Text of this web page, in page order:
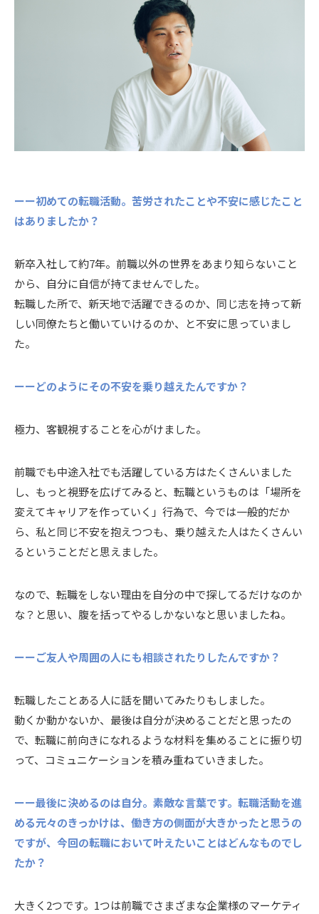
ーー初めての転職活動。苦労されたことや不安に感じたこと
はありましたか？
新卒入社して約7年。前職以外の世界をあまり知らないこと
から、自分に自信が持てませんでした。
転職した所で、新天地で活躍できるのか、同じ志を持って新
しい同僚たちと働いていけるのか、と不安に思っていまし
た。
ーーどのようにその不安を乗り越えたんですか？
極力、客観視することを心がけました。
前職でも中途入社でも活躍している方はたくさんいました
し、もっと視野を広げてみると、転職というものは「場所を
変えてキャリアを作っていく」行為で、今では一般的だか
ら、私と同じ不安を抱えつつも、乗り越えた人はたくさんい
るということだと思えました。
なので、転職をしない理由を自分の中で探してるだけなのか
な？と思い、腹を括ってやるしかないなと思いましたね。
ーーご友人や周囲の人にも相談されたりしたんですか？
転職したことある人に話を聞いてみたりもしました。
動くか動かないか、最後は自分が決めることだと思ったの
で、転職に前向きになれるような材料を集めることに振り切
って、コミュニケーションを積み重ねていきました。
ーー最後に決めるのは自分。素敵な言葉です。転職活動を進
める元々のきっかけは、働き方の側面が大きかったと思うの
ですが、今回の転職において叶えたいことはどんなものでし
たか？
大きく2つです。1つは前職でさまざまな企業様のマーケティ